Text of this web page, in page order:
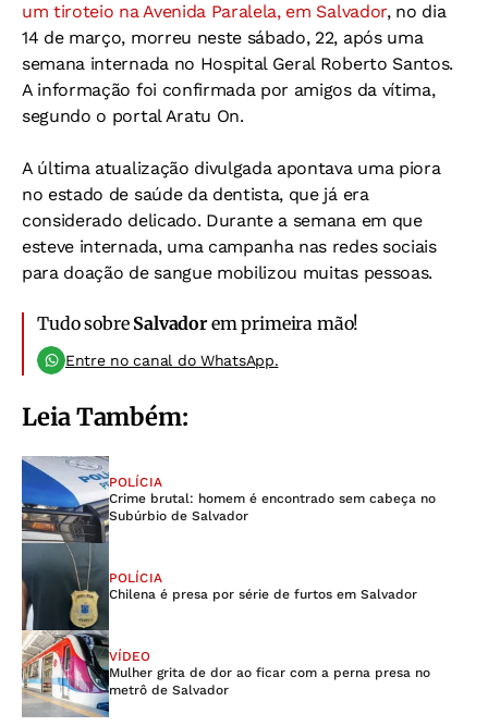
um tiroteio na Avenida Paralela, em Salvador, no dia
14 de março, morreu neste sábado, 22, após uma
semana internada no Hospital Geral Roberto Santos.
A informação foi confirmada por amigos da vítima,
segundo o portal Aratu On.
A última atualização divulgada apontava uma piora
no estado de saúde da dentista, que já era
considerado delicado. Durante a semana em que
esteve internada, uma campanha nas redes sociais
para doação de sangue mobilizou muitas pessoas.
Tudo sobre Salvadorem primeira mão!
Entre no canal do WhatsApp.
Leia Também:
POLÍCIA
Crime brutal: homem é encontrado sem cabeça no
Subúrbio de Salvador
POLÍCIA
Chilena é presa por série de furtos em Salvador
VÍDEO
Mulher grita de dor ao ficar com a perna presa no
metrô de Salvador